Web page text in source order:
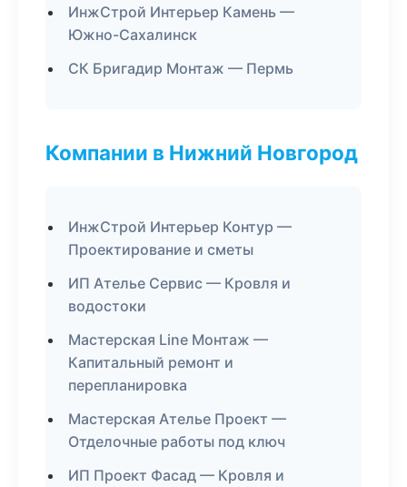
ИнжСтрой Интерьер Камень —
Южно-Сахалинск
СК Бригадир Монтаж — Пермь
Компании в Нижний Новгород
ИнжСтрой Интерьер Контур —
Проектирование и сметы
ИП Ателье Сервис — Кровля и
водостоки
Мастерская Line Монтаж —
Капитальный ремонт и
перепланировка
Мастерская Ателье Проект —
Отделочные работы под ключ
ИП Проект Фасад — Кровля и